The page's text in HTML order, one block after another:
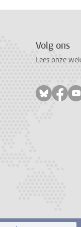
Volg ons
Lees onze
Volg ons
Volg